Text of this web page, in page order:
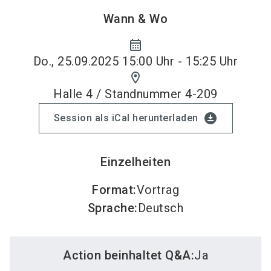
Wann & Wo
calendar_month
Do., 25.09.2025 15:00 Uhr - 15:25 Uhr
location_on
Halle 4 / Standnummer 4-209
Session als iCal herunterladen download_for_offline
Einzelheiten
Format:Vortrag
Sprache:Deutsch
Action beinhaltet Q&A:Ja